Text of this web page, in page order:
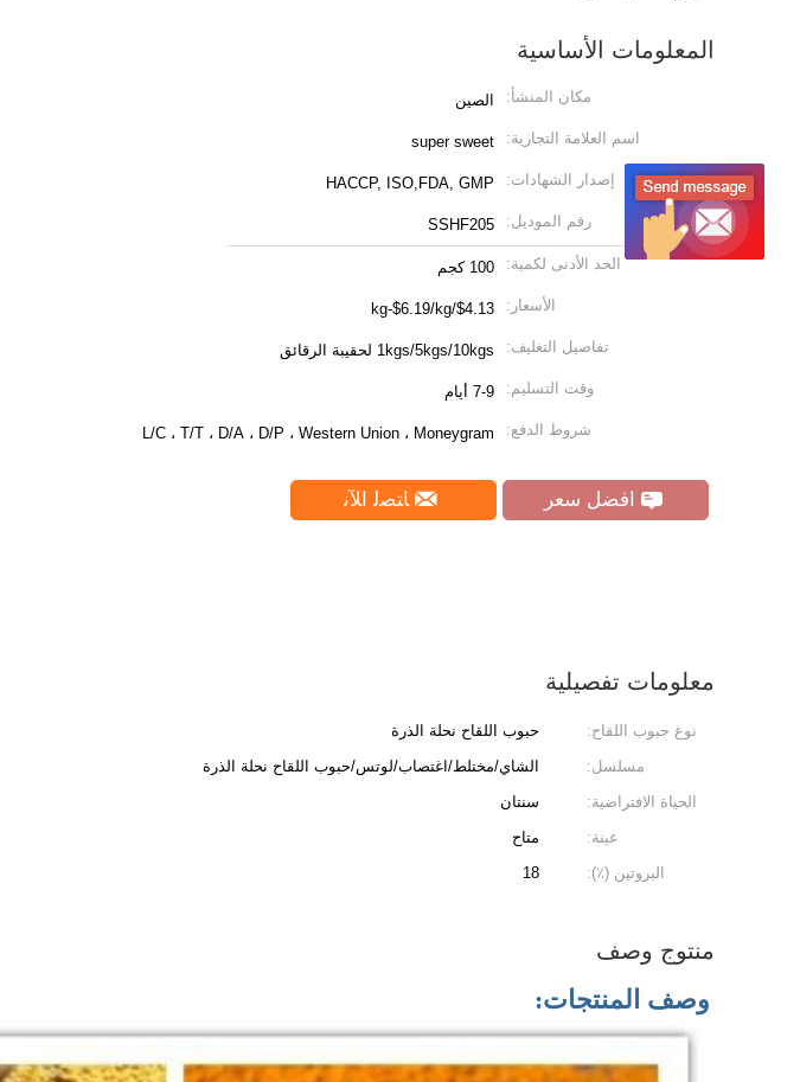
المعلومات الأساسية
مكان المنشأ: الصين
اسم العلامة التجارية: super sweet
إصدار الشهادات: HACCP, ISO,FDA, GMP
رقم الموديل: SSHF205
الحد الأدنى لكمية: 100 كجم
الأسعار: $4.13/kg-$6.19/kg
تفاصيل التغليف: 1kgs/5kgs/10kgs لحقيبة الرقائق
وقت التسليم: 7-9 أيام
شروط الدفع: L/C ، T/T ، D/A ، D/P ، Western Union ، Moneygram
افضل سعر ﺎﺘﺼﻟ ﺍﻶﻧ
معلومات تفصيلية
نوع حبوب اللقاح: حبوب اللقاح نحلة الذرة
مسلسل:
الشاي/مختلط/اغتصاب/لوتس/حبوب اللقاح نحلة الذرة
الحياة الافتراضية:
سنتان
عينة:
متاح
البروتين (٪):
18
منتوج وصف
وصف المنتجات: